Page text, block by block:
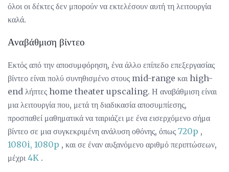
όλοι οι δέκτες δεν μπορούν να εκτελέσουν αυτή τη λειτουργία
καλά.
Αναβάθμιση βίντεο
Εκτός από την αποσυμφόρηση, ένα άλλο επίπεδο επεξεργασίας
βίντεο είναι πολύ συνηθισμένο στους mid-range και high-
end λήπτες home theater upscaling. Η αναβάθμιση είναι
μια λειτουργία που, μετά τη διαδικασία αποσυμπίεσης,
προσπαθεί μαθηματικά να ταιριάζει με ένα εισερχόμενο σήμα
βίντεο σε μια συγκεκριμένη ανάλυση οθόνης, όπως 720p ,
1080i, 1080p , και σε έναν αυξανόμενο αριθμό περιπτώσεων,
μέχρι 4K .